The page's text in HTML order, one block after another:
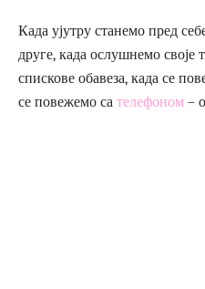
Када ујутру станемо пред
друге, када ослушнемо своје
спискове обавеза, када се
се повежемо са телефоном –